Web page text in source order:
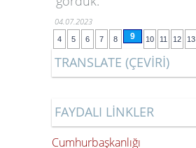
04.07.2023
4 5 6 7 8 9 10 11 12 13
TRANSLATE (ÇEVİRİ)
FAYDALI LİNKLER
Cumhurbaşkanlığı